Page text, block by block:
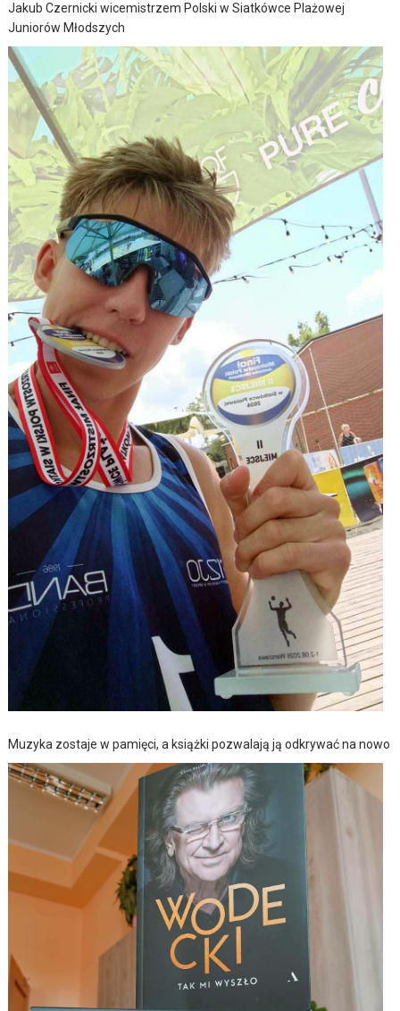
Jakub Czernicki wicemistrzem Polski w Siatkówce Plażowej
Juniorów Młodszych
Muzyka zostaje w pamięci, a książki pozwalają ją odkrywać na nowo